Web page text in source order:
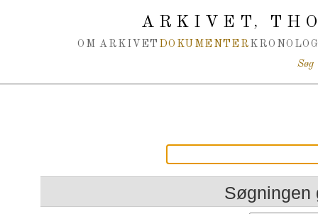
ARKIVET,
OM ARKIVET DOKUMENTER
Søg
Søgningen